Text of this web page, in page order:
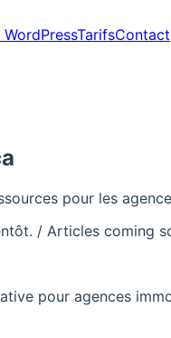
TarifsContact
pour les
/ Articles coming
pour agences